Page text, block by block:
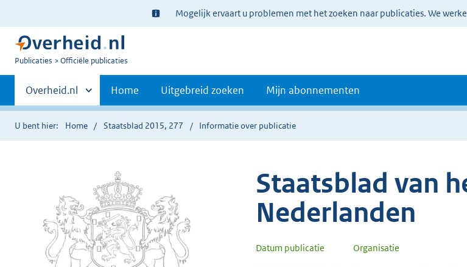
Ter
informatie:
Mogelijk ervaart u problemen met het zoeken naar publicaties. We
U
Publicaties Officiële publicaties
Primaire
navigatie
Andere
sites
binnen
Overheid.nl Home Uitgebreid zoeken Mijn abonnementen
U bent hier: Home Staatsblad 2015, 277 Informatie over publicatie
Staatsblad van
Nederlanden
Datum publicatie Organisatie